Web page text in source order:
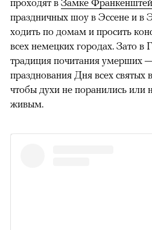
проходят в Замке
праздничных шоу в Эссене и в
ходить по домам и просить
всех немецких городах. Зато в
традиция почитания умерших
празднования Дня всех
чтобы духи не поранились или
живым.